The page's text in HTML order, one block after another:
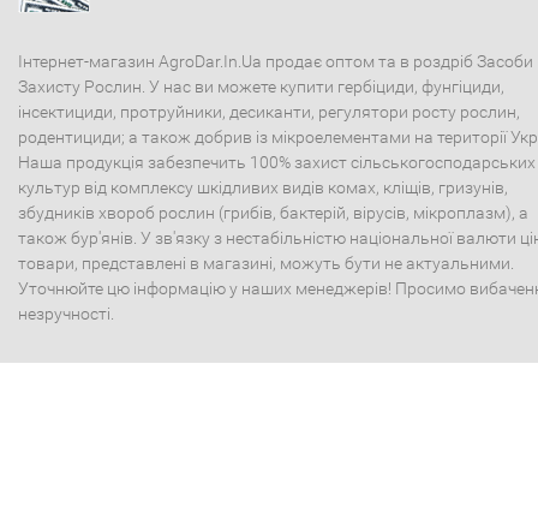
Інтернет-магазин AgroDar.In.Ua продає оптом та в роздріб Засоби
Захисту Рослин. У нас ви можете купити гербіциди, фунгіциди,
інсектициди, протруйники, десиканти, регулятори росту рослин,
родентициди; а також добрив із мікроелементами на території
Наша продукція забезпечить 100% захист сільськогосподарських
культур від комплексу шкідливих видів комах, кліщів, гризунів,
збудників хвороб рослин (грибів, бактерій, вірусів, мікроплазм), а
також бур'янів. У зв'язку з нестабільністю національної валюти
товари, представлені в магазині, можуть бути не актуальними.
Уточнюйте цю інформацію у наших менеджерів! Просимо
незручності.